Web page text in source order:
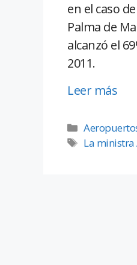
en el caso
Palma de
alcanzó el
2011.
Leer más
La